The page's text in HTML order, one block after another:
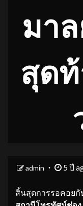
มา
สุด
admin 5 ปี
สิ้นสุดการรอคอย